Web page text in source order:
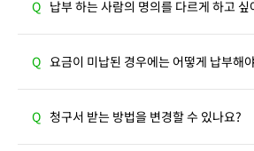
Q 납부 하는 사람의 명의를 다르게 하고 싶
Q 요금이 미납된 경우에는 어떻게 납부해
Q 청구서 받는 방법을 변경할 수 있나요?